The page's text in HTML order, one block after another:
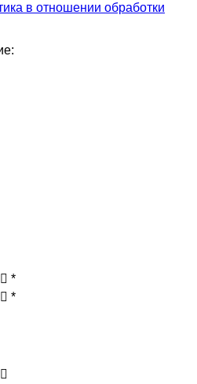
в отношении обработки
*
*